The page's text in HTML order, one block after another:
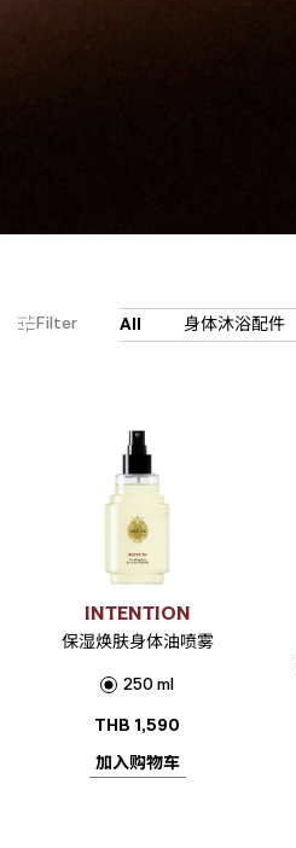
Filter
INTENTION
保湿焕肤身体油喷雾
250 ml
THB 1,590
加入购物车